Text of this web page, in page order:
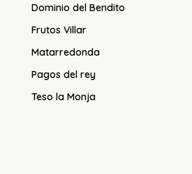
Dominio del Bendito
Frutos Villar
Matarredonda
Pagos del rey
Teso la Monja